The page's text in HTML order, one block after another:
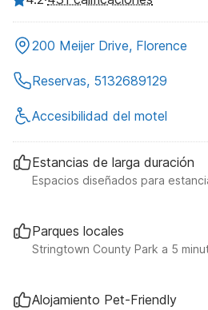
200 Meijer Drive, Florence
Reservas, 5132689129
Accesibilidad del motel
Estancias de larga duración
Espacios diseñados para
Parques locales
Stringtown County Park a 5
Alojamiento Pet-Friendly